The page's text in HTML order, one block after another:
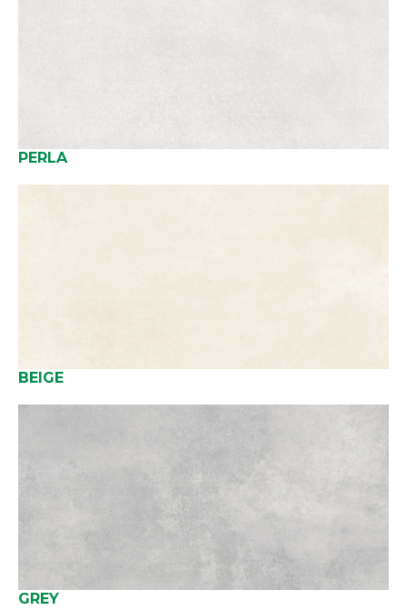
PERLA
BEIGE
GREY